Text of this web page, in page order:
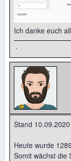
Ich danke euch
.
Stand
Heute wurde
Somit wächst die